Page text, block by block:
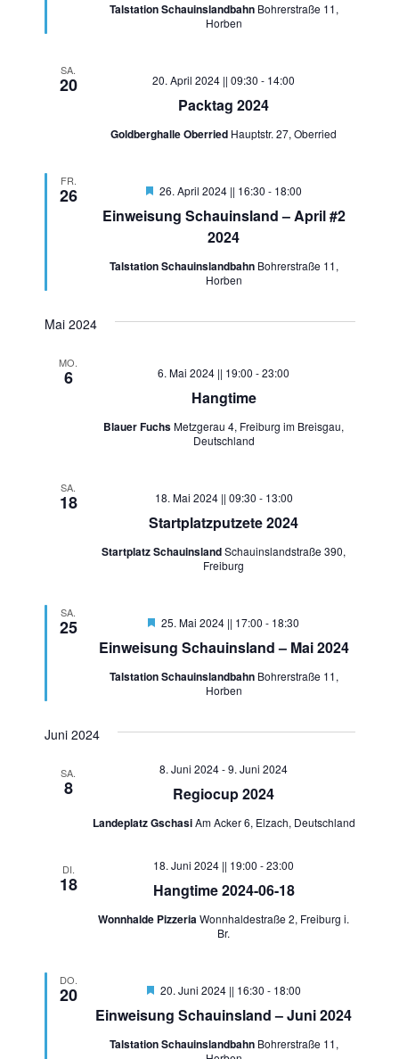
Talstation Schauinslandbahn Bohrerstraße 11,
Horben
SA.
20
Packtag 2024
20. April 2024 || 09:30 - 14:00
Goldberghalle Oberried Hauptstr. 27, Oberried
FR.
26
Einweisung Schauinsland – April #2
2024
Hervorgehoben
26. April 2024 || 16:30 - 18:00
Talstation Schauinslandbahn Bohrerstraße 11,
Horben
Mai 2024
MO.
6
Hangtime
6. Mai 2024 || 19:00 -23:00
Blauer FuchsMetzgerau 4, Freiburg im Breisgau,
Deutschland
SA.
18
Startplatzputzete 2024
18. Mai 2024 || 09:30 - 13:00
Startplatz SchauinslandSchauinslandstraße 390,
Freiburg
SA.
25
Einweisung Schauinsland – Mai 2024
Hervorgehoben
25. Mai 2024 || 17:00 - 18:30
Talstation Schauinslandbahn Bohrerstraße 11,
Horben
Juni 2024
SA.
8 Regiocup 2024
8. Juni 2024-9. Juni 2024
Landeplatz GschasiAm Acker 6, Elzach, Deutschland
DI.
18 Hangtime 2024-06-18
18. Juni 2024 || 19:00 -23:00
Wonnhalde PizzeriaWonnhaldestraße 2, Freiburg i.
Br.
DO.
20
Einweisung Schauinsland – Juni 2024
Hervorgehoben
20. Juni 2024 || 16:30 - 18:00
Talstation Schauinslandbahn Bohrerstraße 11,